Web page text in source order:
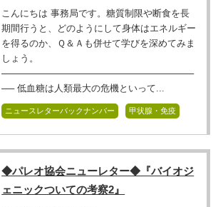
こんにちは 事務局です。糖質制限や断食を長
期間行うと、どのようにして身体はエネルギー
を得るのか、Ｑ＆Ａも併せて学びを深めてみま
しょう。
──────────────────────────────
── 低血糖は人類最大の危機といって...
ニュースレターバックナンバー 甲状腺・免疫
◆パレオ協会ニューレター◆『バイオジ
ェニックついての考察2』